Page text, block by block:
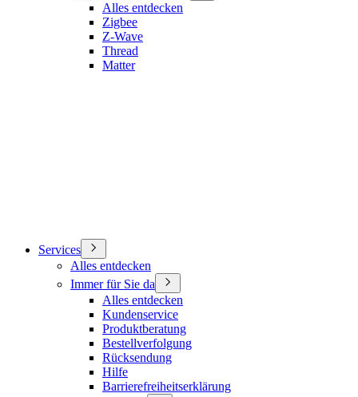
Alles entdecken
Zigbee
Z-Wave
Thread
Matter
Services
Alles entdecken
Immer für Sie da
Alles entdecken
Kundenservice
Produktberatung
Bestellverfolgung
Rücksendung
Hilfe
Barrierefreiheitserklärung